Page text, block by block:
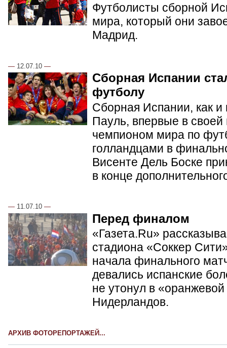
Футболисты сборной
мира, который они
Мадрид.
— 12.07.10 —
Сборная Испании
футболу
Сборная Испании, как и
Пауль, впервые в своей
чемпионом мира по
голландцами в
Висенте Дель Боске
в конце
— 11.07.10 —
Перед финалом
«Газета.Ru»
стадиона «Соккер
начала финального
девались испанские
не утонул в
Нидерландов.
АРХИВ ФОТОРЕПОРТАЖЕЙ...